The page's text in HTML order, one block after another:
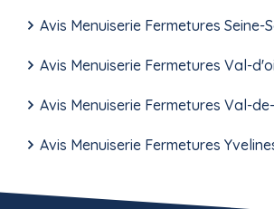
Avis Menuiserie Fermetures Seine-
Avis Menuiserie Fermetures Val-
Avis Menuiserie Fermetures Val-
Avis Menuiserie Fermetures